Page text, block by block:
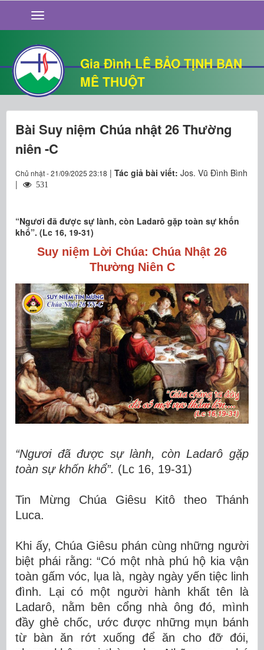
Gia Đình LÊ BẢO TỊNH BAN
MÊ THUỘT
GIỚI THIỆU
TIN TỨC
SỐNG ĐẠO
CHUYỆN NHÀ
QUÁN VĂN
THƯ GIÃN
Bài Suy niệm Chúa nhật 26 Thường
niên -C
Chủ nhật - 21/09/2025 23:18 | Tác giả bài viết: Jos. Vũ Đình Bình
|
531
“Ngươi đã được sự lành, còn Ladarô gặp toàn sự khốn
khổ”. (Lc 16, 19-31)
Suy niệm Lời Chúa: Chúa Nhật 26
Thường Niên C
“Ngươi đã được sự lành, còn Ladarô gặp
toàn sự khốn khổ”. (Lc 16, 19-31)
Tin Mừng Chúa Giêsu Kitô theo Thánh
Luca.
Khi ấy, Chúa Giêsu phán cùng những người
biệt phái rằng: “Có một nhà phú hộ kia vận
toàn gấm vóc, lụa là, ngày ngày yến tiệc linh
đình. Lại có một người hành khất tên là
Ladarô, nằm bên cổng nhà ông đó, mình
đầy ghẻ chốc, ước được những mụn bánh
từ bàn ăn rớt xuống để ăn cho đỡ đói,